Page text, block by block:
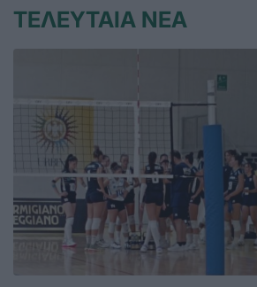
ΤΕΛΕΥΤΑΙΑ ΝΕΑ